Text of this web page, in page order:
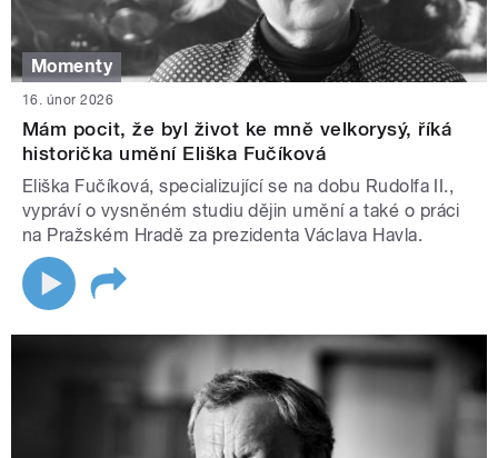
Momenty
16. únor 2026
Mám pocit, že byl život ke mně velkorysý, říká
historička umění Eliška Fučíková
Eliška Fučíková, specializující se na dobu Rudolfa II.,
vypráví o vysněném studiu dějin umění a také o práci
na Pražském Hradě za prezidenta Václava Havla.